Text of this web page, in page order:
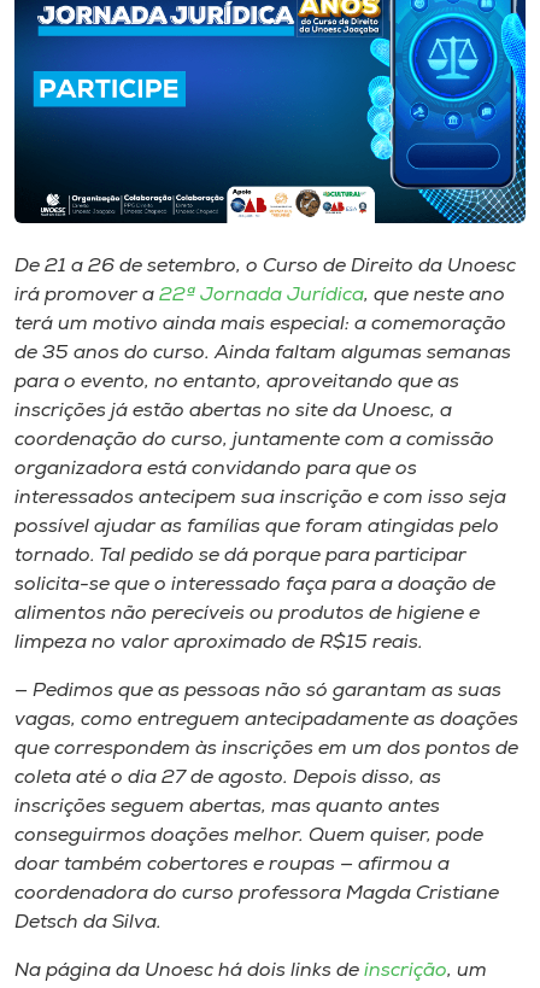
Rádio
Museu
Unoesc
Store
Selecione
o idioma
A+
A-
De 21 a 26 de setembro, o Curso de Direito da Unoesc
irá promover a 22ª Jornada Jurídica, que neste ano
terá um motivo ainda mais especial: a comemoração
de 35 anos do curso. Ainda faltam algumas semanas
para o evento, no entanto, aproveitando que as
inscrições já estão abertas no site da Unoesc, a
coordenação do curso, juntamente com a comissão
organizadora está convidando para que os
interessados antecipem sua inscrição e com isso seja
possível ajudar as famílias que foram atingidas pelo
tornado. Tal pedido se dá porque para participar
solicita-se que o interessado faça para a doação de
alimentos não perecíveis ou produtos de higiene e
limpeza no valor aproximado de R$15 reais.
— Pedimos que as pessoas não só garantam as suas
vagas, como entreguem antecipadamente as doações
que correspondem às inscrições em um dos pontos de
coleta até o dia 27 de agosto. Depois disso, as
inscrições seguem abertas, mas quanto antes
conseguirmos doações melhor. Quem quiser, pode
doar também cobertores e roupas — afirmou a
coordenadora do curso professora Magda Cristiane
Detsch da Silva.
Na página da Unoesc há dois links de inscrição, um